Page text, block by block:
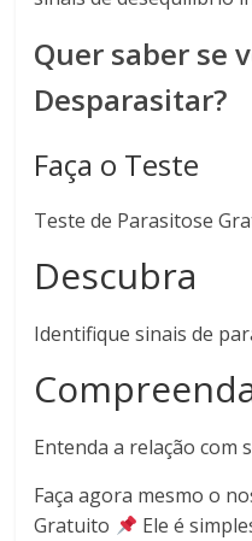
Quer saber se
Desparasitar?
Faça o Teste
Teste de Parasitose
Descubra
Identifique sinais de
Entenda a relação com
Faça agora mesmo o
Gratuito
Ele é